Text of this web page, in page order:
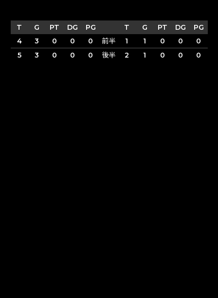
T G PT DG PG T G PT DG
PG
4
3 0 0 0 前半 1 1 0 0
0
5
3 0 0 0 後半 2 1 0 0 0